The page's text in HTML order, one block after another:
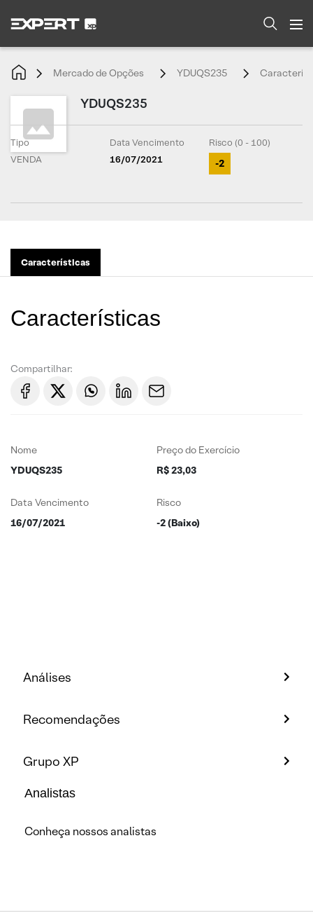
Mercado de Opções YDUQS235
YDUQS235
Tipo
VENDA
Data Vencimento
16/07/2021
Risco (0 - 100)
-2
Características
Características
Compartilhar:
Nome
YDUQS235
Preço do Exercício
R$ 23,03
Data Vencimento
16/07/2021
Risco
-2 (Baixo)
Análises
Recomendações
Grupo XP
Analistas
Conheça nossos analistas